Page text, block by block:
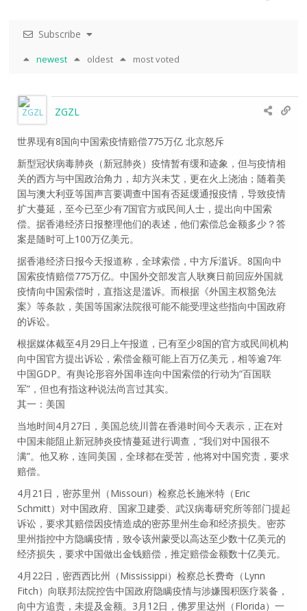
Subscribe
newest oldest most voted
ZGZL
世界现有8国向中国索疫情赔偿775万亿 北京怒斥
新型冠状病毒肺炎（新冠肺炎）疫情暂有缓和迹象，但与疫情相
关的西方与中国政治角力，却方兴未艾，更在火上浇油；随着美
国与澳大利亚等国声言要调查中国有否延缓通报疫情，导致疫情
扩大蔓延，至今已至少有7国官方或民间人士，提出向中国索
偿。据香港经济日报整理他们的表述，他们索偿总金额多少？答
案是随时可上100万亿美元。
据香港经济日报今天报道称，全球索偿，中方斥滥诉。8国向中
国索疫情赔偿775万亿。中国外交部发言人耿爽日前回应外国就
疫情向中国索偿时，直指这是滥诉。而根据《外国主权豁免法
案》等条款，美国等国家法院很可能不能受理这些指向中国政府
的诉讼。
根据媒体截至4月29日上午报道，已有至少8国的官方或民间机构
向中国官方提出诉讼，索偿金额可能上百万亿美元，相等逾7年
中国GDP。有舆论形容外国串连向中国索偿的行动为“百国联
军”，但也有指这种说法尚言过其实。
其一：美国
当地时间4月27日，美国总统川普在香港时间今天表示，正在对
中国未能阻止新冠肺炎疫情蔓延进行调查，“我们对中国很不
满”。他又称，连同美国，全球都在受苦，他将对中国究责，要求
赔偿。
4月21日，密苏里州（Missouri）检察总长施米特（Eric
Schmitt）对中国政府、国家卫建委、武汉病毒研究所等部门提起
诉讼，要求其赔偿因疫情造成的密苏里州生命和经济损失。密苏
里州指控中方隐瞒疫情，致令该州蒙受以高达至少数十亿美元的
经济损失，要求中国做出金钱赔偿，推定赔偿金额数十亿美元。
4月22日，密西西比州（Mississippi）检察总长费奇（Lynn
Fitch）向联邦法院控告中国政府隐瞒疫情与涉嫌囤积医疗装备，
向中方追责，未提及金额。3月12日，佛罗里达州（Florida）一